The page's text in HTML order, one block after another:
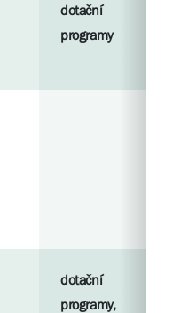
dotační
programy
dotační
programy,